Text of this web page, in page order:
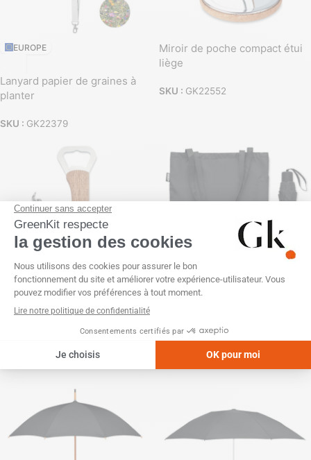
EUROPE
Lanyard papier de graines à
planter
SKU : GK22379
Miroir de poche compact étui
liège
SKU : GK22552
Ouvre-bouteille 3 en 1 métal
manche acacia
RPET
GK21800